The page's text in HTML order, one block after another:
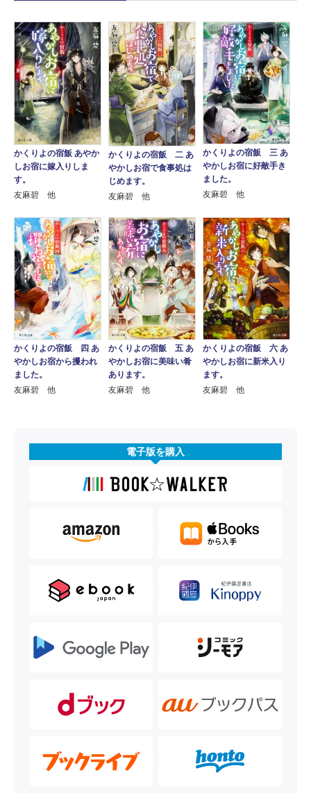
かくりよの宿飯 あやか
しお宿に嫁入りしま
す。
友麻碧 他
かくりよの宿飯 二 あ
やかしお宿で食事処は
じめます。
友麻碧 他
かくりよの宿飯 三 あ
やかしお宿に好敵手き
ました。
友麻碧 他
かくりよの宿飯 四 あ
やかしお宿から攫われ
ました。
友麻碧 他
かくりよの宿飯 五 あ
やかしお宿に美味い肴
あります。
友麻碧 他
かくりよの宿飯 六 あ
やかしお宿に新米入り
ます。
友麻碧 他
電子版を購入